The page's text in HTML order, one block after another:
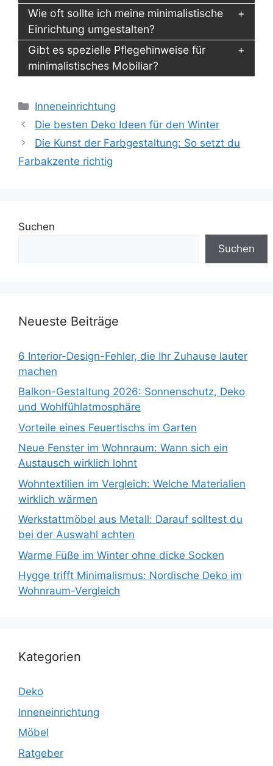
Wie oft sollte ich meine minimalistische
Einrichtung umgestalten?
Gibt es spezielle Pflegehinweise für
minimalistisches Mobiliar?
Kategorien
Inneneinrichtung
Die besten Deko Ideen für den Winter
Die Kunst der Farbgestaltung: So setzt du
Farbakzente richtig
Suchen
Suchen
Neueste Beiträge
6 Interior-Design-Fehler, die Ihr Zuhause lauter
machen
Balkon-Gestaltung 2026: Sonnenschutz, Deko
und Wohlfühlatmosphäre
Vorteile eines Feuertischs im Garten
Neue Fenster im Wohnraum: Wann sich ein
Austausch wirklich lohnt
Wohntextilien im Vergleich: Welche Materialien
wirklich wärmen
Werkstattmöbel aus Metall: Darauf solltest du
bei der Auswahl achten
Warme Füße im Winter ohne dicke Socken
Hygge trifft Minimalismus: Nordische Deko im
Wohnraum-Vergleich
Kategorien
Deko
Inneneinrichtung
Möbel
Ratgeber